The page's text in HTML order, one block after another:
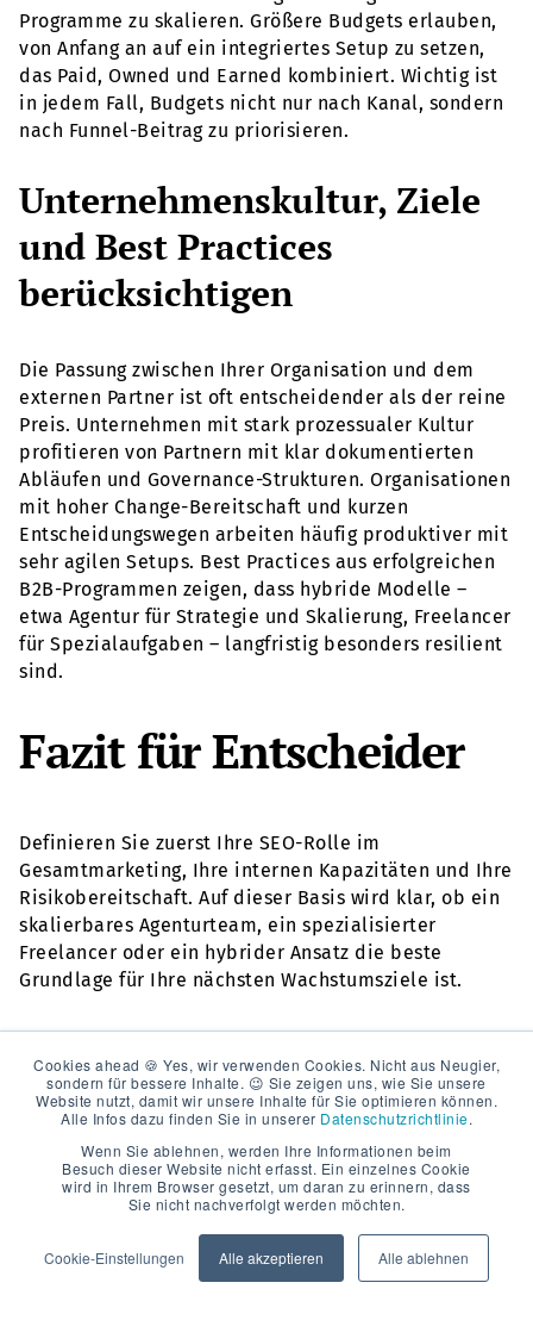
Cookies ahead 🍪 Yes, wir verwenden Cookies. Nicht aus Neugier,
sondern für bessere Inhalte. 😉 Sie zeigen uns, wie Sie unsere
Website nutzt, damit wir unsere Inhalte für Sie optimieren können.
Alle Infos dazu finden Sie in unserer Datenschutzrichtlinie.
Wenn Sie ablehnen, werden Ihre Informationen beim
Besuch dieser Website nicht erfasst. Ein einzelnes Cookie
wird in Ihrem Browser gesetzt, um daran zu erinnern, dass
Sie nicht nachverfolgt werden möchten.
Cookie-Einstellungen Alle akzeptieren Alle ablehnen
Programme zu skalieren. Größere Budgets erlauben,
von Anfang an auf ein integriertes Setup zu setzen,
das Paid, Owned und Earned kombiniert. Wichtig ist
in jedem Fall, Budgets nicht nur nach Kanal, sondern
nach Funnel-Beitrag zu priorisieren.
Unternehmenskultur, Ziele
und Best Practices
berücksichtigen
Die Passung zwischen Ihrer Organisation und dem
externen Partner ist oft entscheidender als der reine
Preis. Unternehmen mit stark prozessualer Kultur
profitieren von Partnern mit klar dokumentierten
Abläufen und Governance-Strukturen. Organisationen
mit hoher Change-Bereitschaft und kurzen
Entscheidungswegen arbeiten häufig produktiver mit
sehr agilen Setups. Best Practices aus erfolgreichen
B2B-Programmen zeigen, dass hybride Modelle –
etwa Agentur für Strategie und Skalierung, Freelancer
für Spezialaufgaben – langfristig besonders resilient
sind.
Fazit für Entscheider
Definieren Sie zuerst Ihre SEO-Rolle im
Gesamtmarketing, Ihre internen Kapazitäten und Ihre
Risikobereitschaft. Auf dieser Basis wird klar, ob ein
skalierbares Agenturteam, ein spezialisierter
Freelancer oder ein hybrider Ansatz die beste
Grundlage für Ihre nächsten Wachstumsziele ist.